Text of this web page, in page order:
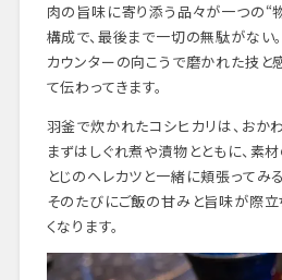
肉の旨味に寄り添う品々が一つの“
構成で、最後まで一切の無駄がない。
カウンターの向こうで磨かれた技と
て伝わってきます。
羽釜で炊かれたコシヒカリは、おか
まずはしぐれ煮や漬物とともに、素
とじのヘレカツと一緒に頬張ってみる
そのたびにご飯の甘みと旨味が際立
くなります。